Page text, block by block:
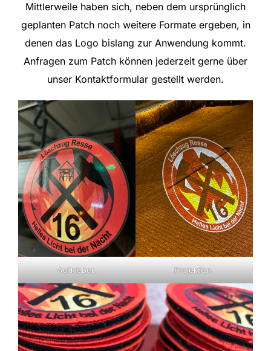
Mittlerweile haben sich, neben dem ursprünglich
geplanten Patch noch weitere Formate ergeben, in
denen das Logo bislang zur Anwendung kommt.
Anfragen zum Patch können jederzeit gerne über
unser Kontaktformular gestellt werden.
Aufkleber. Projektion.